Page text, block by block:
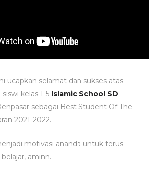
ucapkan selamat dan sukses atas
kelas 1-5 Islamic School SD
sebagai Best Student Of The
2021-2022.
motivasi ananda untuk terus
aminn.